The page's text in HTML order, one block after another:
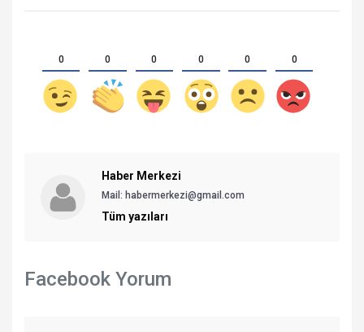
0 0 0 0 0 0
Haber Merkezi
Mail: habermerkezi@gmail.com
Tüm yazıları
Facebook Yorum